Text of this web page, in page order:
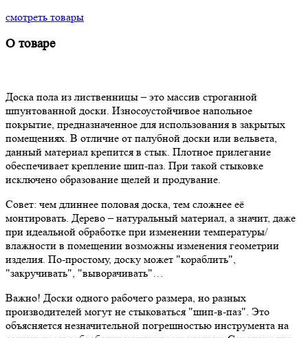
смотреть товары
О товаре
Доска пола из лиственницы – это массив строганной
шпунтованной доски. Износоустойчивое напольное
покрытие, предназначенное для использования в закрытых
помещениях. В отличие от палубной доски или вельвета,
данный материал крепится в стык. Плотное прилегание
обеспечивает крепление шип-паз. При такой стыковке
исключено образование щелей и продувание.
Совет: чем длиннее половая доска, тем сложнее её
монтировать. Дерево – натуральный материал, а значит, даже
при идеальной обработке при изменении температуры/
влажности в помещении возможны изменения геометрии
изделия. По-простому, доску может "кораблить",
"закручивать", "выворачивать"…
Важно! Доски одного рабочего размера, но разных
производителей могут не стыковаться "шип-в-паз". Это
объясняется незначительной погрешностью инструмента на